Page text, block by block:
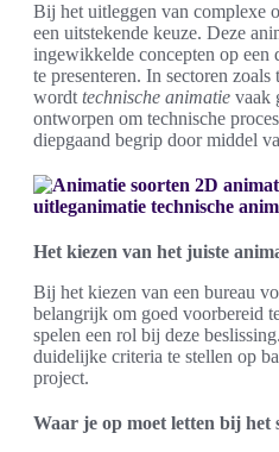
Bij het uitleggen van complexe
een uitstekende keuze. Deze
ingewikkelde concepten op een
te presenteren. In sectoren
wordt technische animatie vaak
ontworpen om technische
diepgaand begrip door middel
Het kiezen van het juiste
Bij het kiezen van een bureau
belangrijk om goed voorbereid
spelen een rol bij deze
duidelijke criteria te stellen op
project.
Waar je op moet letten bij het